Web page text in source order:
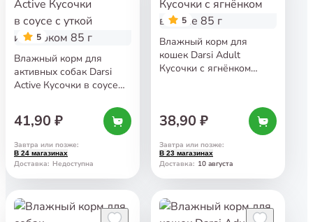
5
Влажный корм для
активных собак Darsi
Active Кусочки в соусе
41,90 ₽
Завтра или позже:
В 24 магазинах
Доставка: Недоступна
5
Влажный корм для
кошек Darsi Adult
Кусочки с ягнёнком
38,90 ₽
Завтра или позже:
В 23 магазинах
Доставка: 10 августа